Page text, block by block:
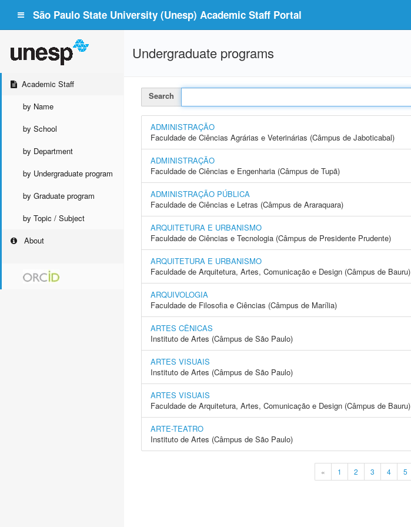
São Paulo State University (Unesp) Academic Staff Portal
Academic Staff
by Name
by School
by Department
by Undergraduate program
by Graduate program
by Topic / Subject
About
Undergraduate programs
Search
ADMINISTRAÇÃO
Faculdade de Ciências Agrárias e Veterinárias (Câmpus de Jaboticabal)
ADMINISTRAÇÃO
Faculdade de Ciências e Engenharia (Câmpus de Tupã)
ADMINISTRAÇÃO PÚBLICA
Faculdade de Ciências e Letras (Câmpus de Araraquara)
ARQUITETURA E URBANISMO
Faculdade de Ciências e Tecnologia (Câmpus de Presidente Prudente)
ARQUITETURA E URBANISMO
Faculdade de Arquitetura, Artes, Comunicação e Design (Câmpus de Bauru)
ARQUIVOLOGIA
Faculdade de Filosofia e Ciências (Câmpus de Marília)
ARTES CÊNICAS
Instituto de Artes (Câmpus de São Paulo)
ARTES VISUAIS
Instituto de Artes (Câmpus de São Paulo)
ARTES VISUAIS
Faculdade de Arquitetura, Artes, Comunicação e Design (Câmpus de Bauru)
ARTE-TEATRO
Instituto de Artes (Câmpus de São Paulo)
« 1 2 3 4 5